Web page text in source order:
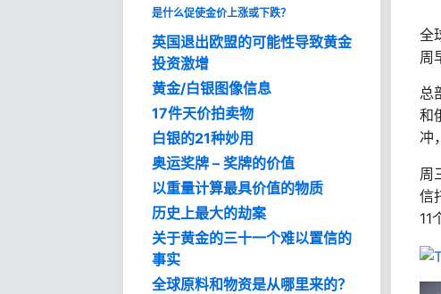
是什么促使金价上涨或下跌？
英国退出欧盟的可能性导致黄金
投资激增
黄金/白银图像信息
17件天价拍卖物
白银的21种妙用
奥运奖牌 – 奖牌的价值
以重量计算最具价值的物质
历史上最大的劫案
关于黄金的三十一个难以置信的
事实
全球原料和物资是从哪里来的？
全
周
总
和
冲
周
信
11